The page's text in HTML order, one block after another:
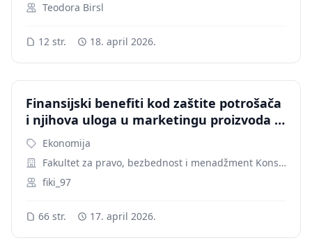
Teodora Birsl
12 str. 18. april 2026.
Finansijski benefiti kod zaštite potrošača
i njihova uloga u marketingu proizvoda i
uslugaEkonomija
Fakultet za pravo, bezbednost i menadžment Konstantin Veliki
fiki_97
66 str. 17. april 2026.